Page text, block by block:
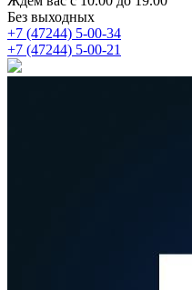
Без выходных
+7 (47244) 5-00-34
+7 (47244) 5-00-21